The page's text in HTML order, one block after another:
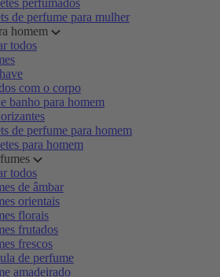
perfumados
de perfume para mulher
homem
todos
com o corpo
banho para homem
de perfume para homem
para homem
todos
de âmbar
orientais
florais
frutados
frescos
de perfume
amadeirado